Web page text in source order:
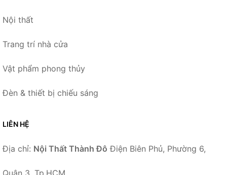
Nội thất
Trang trí nhà cửa
Vật phẩm phong thủy
Đèn & thiết bị chiếu sáng
LIÊN HỆ
Địa chỉ: Nội Thất Thành Đô Điện Biên Phủ, Phường 6,
Quận 3, Tp.HCM